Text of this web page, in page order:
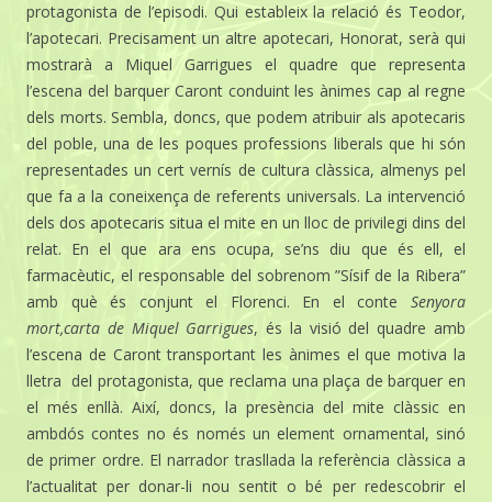
protagonista de l’episodi. Qui estableix la relació és Teodor,
l’apotecari. Precisament un altre apotecari, Honorat, serà qui
mostrarà a Miquel Garrigues el quadre que representa
l’escena del barquer Caront conduint les ànimes cap al regne
dels morts. Sembla, doncs, que podem atribuir als apotecaris
del poble, una de les poques professions liberals que hi són
representades un cert vernís de cultura clàssica, almenys pel
que fa a la coneixença de referents universals. La intervenció
dels dos apotecaris situa el mite en un lloc de privilegi dins del
relat. En el que ara ens ocupa, se’ns diu que és ell, el
farmacèutic, el responsable del sobrenom ”Sísif de la Ribera”
amb què és conjunt el Florenci. En el conte Senyora
mort,carta de Miquel Garrigues, és la visió del quadre amb
l’escena de Caront transportant les ànimes el que motiva la
lletra del protagonista, que reclama una plaça de barquer en
el més enllà. Així, doncs, la presència del mite clàssic en
ambdós contes no és només un element ornamental, sinó
de primer ordre. El narrador trasllada la referència clàssica a
l’actualitat per donar-li nou sentit o bé per redescobrir el